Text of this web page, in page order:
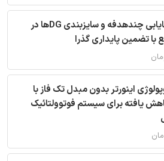
ترجمه مقاله جایابی چندهدفه و سایزبندی DGها در
با تضمین پایداری گذرا
اینورتر بدون مبدل تک فاز با
یافته برای سیستم فوتوولتائیک